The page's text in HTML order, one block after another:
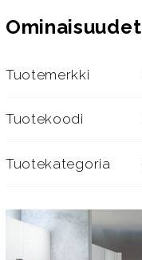
Ominaisuudet
Tuotemerkki
Tuotekoodi
Tuotekategoria